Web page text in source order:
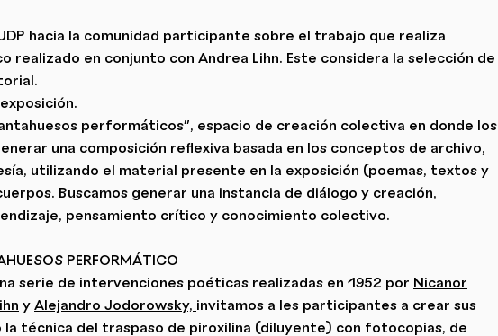
hacia la comunidad participante sobre el trabajo que realiza
realizado en conjunto con Andrea Lihn. Este considera la selección de
performáticos”, espacio de creación colectiva en donde los
una composición reflexiva basada en los conceptos de archivo,
utilizando el material presente en la exposición (poemas, textos y
Buscamos generar una instancia de diálogo y creación,
pensamiento crítico y conocimiento colectivo.
PERFORMÁTICO
serie de intervenciones poéticas realizadas en 1952 por Nicanor
y Alejandro Jodorowsky, invitamos a les participantes a crear sus
técnica del traspaso de piroxilina (diluyente) con fotocopias, de